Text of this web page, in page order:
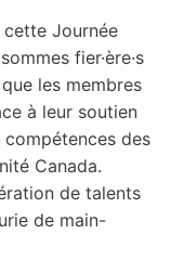
cette Journée
fier·ère·s
les membres
à leur soutien
des
Canada.
de talents
de main-